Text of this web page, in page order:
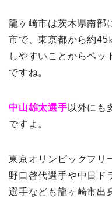
龍ヶ崎市は茨木県南部
市で、東京都から約45
しやすいことからベッ
ですね。
中山雄太選手 以外にも
ですよ。
東京オリンピックフリ
野口啓代選手や中日ド
選手なども龍ヶ崎市出